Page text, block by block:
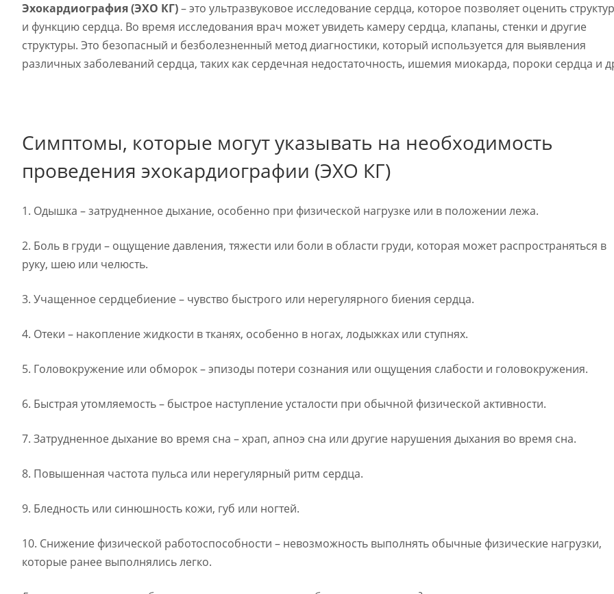
Эхокардиография (ЭХО КГ)– это ультразвуковое исследование сердца, которое позволяет оценить
и функцию сердца. Во время исследования врач может увидеть камеру сердца, клапаны, стенки и другие
структуры. Это безопасный и безболезненный метод диагностики, который используется для выявления
различных заболеваний сердца, таких как сердечная недостаточность, ишемия миокарда, пороки сердца и
Симптомы, которые могут указывать на необходимость
проведения эхокардиографии (ЭХО КГ)
1. Одышка – затрудненное дыхание, особенно при физической нагрузке или в положении лежа.
2. Боль в груди – ощущение давления, тяжести или боли в области груди, которая может распространяться в
руку, шею или челюсть.
3. Учащенное сердцебиение – чувство быстрого или нерегулярного биения сердца.
4. Отеки – накопление жидкости в тканях, особенно в ногах, лодыжках или ступнях.
5. Головокружение или обморок – эпизоды потери сознания или ощущения слабости и головокружения.
6. Быстрая утомляемость – быстрое наступление усталости при обычной физической активности.
7. Затрудненное дыхание во время сна – храп, апноэ сна или другие нарушения дыхания во время сна.
8. Повышенная частота пульса или нерегулярный ритм сердца.
9. Бледность или синюшность кожи, губ или ногтей.
10. Снижение физической работоспособности – невозможность выполнять обычные физические нагрузки,
которые ранее выполнялись легко.